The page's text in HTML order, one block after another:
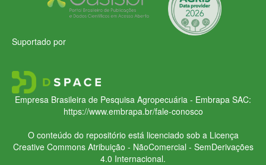
Suportado por
Empresa Brasileira de Pesquisa Agropecuária - Embrapa SAC:
https://www.embrapa.br/fale-conosco
O conteúdo do repositório está licenciado sob a Licença
Creative CommonsAtribuição - NãoComercial - SemDerivações
4.0 Internacional.